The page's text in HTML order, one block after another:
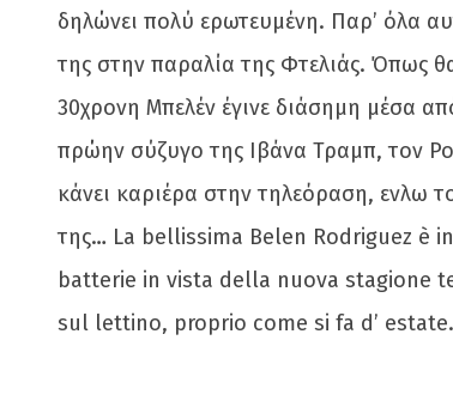
δηλώνει πολύ ερωτευμένη. Παρ’ όλα
της στην παραλία της Φτελιάς. Όπως
30χρονη Μπελέν έγινε διάσημη μέσα
πρώην σύζυγο της Ιβάνα Τραμπ, τον
κάνει καριέρα στην τηλεόραση, ενλω
της… La bellissima Belen Rodriguez è
batterie in vista della nuova stagione
sul lettino, proprio come si fa d’